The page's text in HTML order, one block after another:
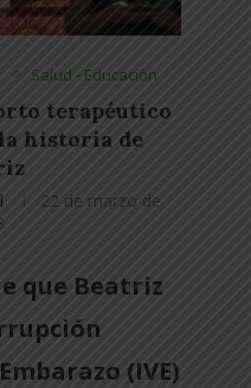
Salud - Educación
terapéutico
historia de
22 de marzo de
que Beatriz
(IVE)